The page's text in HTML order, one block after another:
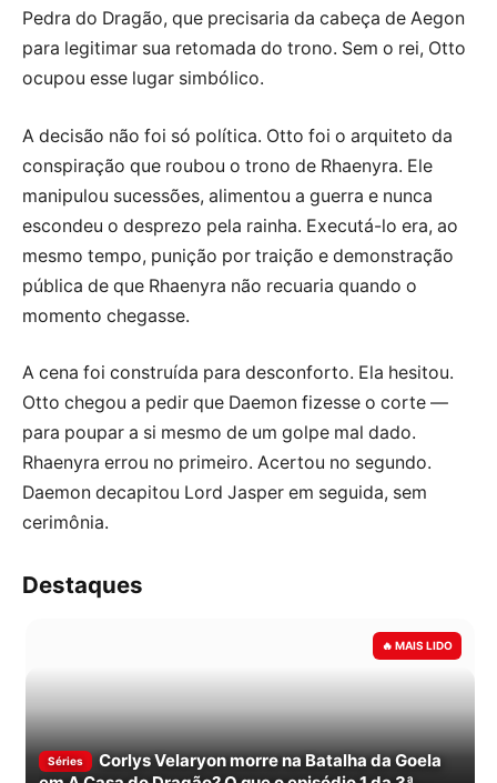
Pedra do Dragão, que precisaria da cabeça de Aegon
para legitimar sua retomada do trono. Sem o rei, Otto
ocupou esse lugar simbólico.
A decisão não foi só política. Otto foi o arquiteto da
conspiração que roubou o trono de Rhaenyra. Ele
manipulou sucessões, alimentou a guerra e nunca
escondeu o desprezo pela rainha. Executá-lo era, ao
mesmo tempo, punição por traição e demonstração
pública de que Rhaenyra não recuaria quando o
momento chegasse.
A cena foi construída para desconforto. Ela hesitou.
Otto chegou a pedir que Daemon fizesse o corte —
para poupar a si mesmo de um golpe mal dado.
Rhaenyra errou no primeiro. Acertou no segundo.
Daemon decapitou Lord Jasper em seguida, sem
cerimônia.
Destaques
Séries
Corlys Velaryon morre na Batalha da Goela